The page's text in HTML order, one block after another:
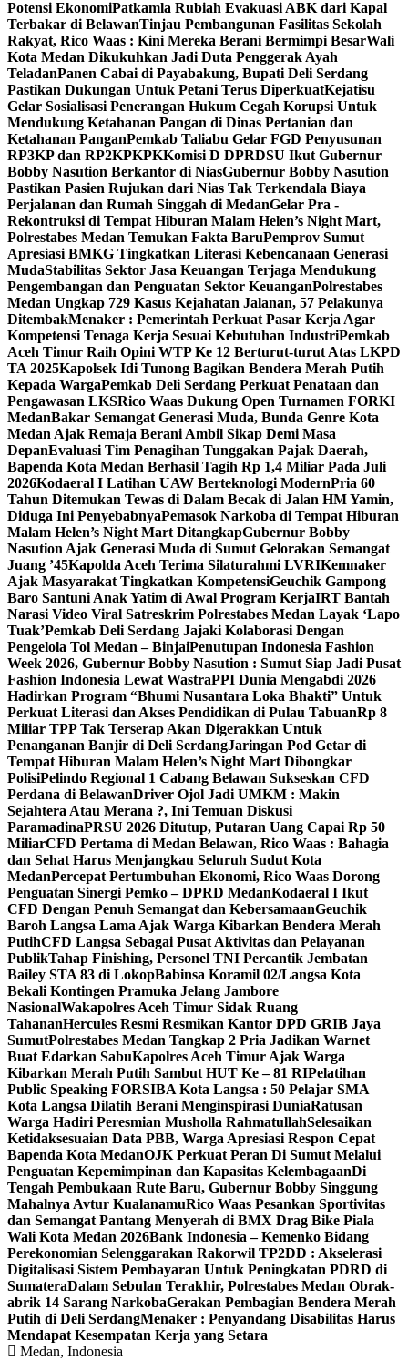
Potensi EkonomiPatkamla Rubiah Evakuasi ABK dari Kapal
Terbakar di BelawanTinjau Pembangunan Fasilitas Sekolah
Rakyat, Rico Waas : Kini Mereka Berani Bermimpi BesarWali
Kota Medan Dikukuhkan Jadi Duta Penggerak Ayah
TeladanPanen Cabai di Payabakung, Bupati Deli Serdang
Pastikan Dukungan Untuk Petani Terus DiperkuatKejatisu
Gelar Sosialisasi Penerangan Hukum Cegah Korupsi Untuk
Mendukung Ketahanan Pangan di Dinas Pertanian dan
Ketahanan PanganPemkab Taliabu Gelar FGD Penyusunan
RP3KP dan RP2KPKPKKomisi D DPRDSU Ikut Gubernur
Bobby Nasution Berkantor di NiasGubernur Bobby Nasution
Pastikan Pasien Rujukan dari Nias Tak Terkendala Biaya
Perjalanan dan Rumah Singgah di MedanGelar Pra -
Rekontruksi di Tempat Hiburan Malam Helen’s Night Mart,
Polrestabes Medan Temukan Fakta BaruPemprov Sumut
Apresiasi BMKG Tingkatkan Literasi Kebencanaan Generasi
MudaStabilitas Sektor Jasa Keuangan Terjaga Mendukung
Pengembangan dan Penguatan Sektor KeuanganPolrestabes
Medan Ungkap 729 Kasus Kejahatan Jalanan, 57 Pelakunya
DitembakMenaker : Pemerintah Perkuat Pasar Kerja Agar
Kompetensi Tenaga Kerja Sesuai Kebutuhan IndustriPemkab
Aceh Timur Raih Opini WTP Ke 12 Berturut-turut Atas LKPD
TA 2025Kapolsek Idi Tunong Bagikan Bendera Merah Putih
Kepada WargaPemkab Deli Serdang Perkuat Penataan dan
Pengawasan LKSRico Waas Dukung Open Turnamen FORKI
MedanBakar Semangat Generasi Muda, Bunda Genre Kota
Medan Ajak Remaja Berani Ambil Sikap Demi Masa
DepanEvaluasi Tim Penagihan Tunggakan Pajak Daerah,
Bapenda Kota Medan Berhasil Tagih Rp 1,4 Miliar Pada Juli
2026Kodaeral I Latihan UAW Berteknologi ModernPria 60
Tahun Ditemukan Tewas di Dalam Becak di Jalan HM Yamin,
Diduga Ini PenyebabnyaPemasok Narkoba di Tempat Hiburan
Malam Helen’s Night Mart DitangkapGubernur Bobby
Nasution Ajak Generasi Muda di Sumut Gelorakan Semangat
Juang ’45Kapolda Aceh Terima Silaturahmi LVRIKemnaker
Ajak Masyarakat Tingkatkan KompetensiGeuchik Gampong
Baro Santuni Anak Yatim di Awal Program KerjaIRT Bantah
Narasi Video Viral Satreskrim Polrestabes Medan Layak ‘Lapo
Tuak’Pemkab Deli Serdang Jajaki Kolaborasi Dengan
Pengelola Tol Medan – BinjaiPenutupan Indonesia Fashion
Week 2026, Gubernur Bobby Nasution : Sumut Siap Jadi Pusat
Fashion Indonesia Lewat WastraPPI Dunia Mengabdi 2026
Hadirkan Program “Bhumi Nusantara Loka Bhakti” Untuk
Perkuat Literasi dan Akses Pendidikan di Pulau TabuanRp 8
Miliar TPP Tak Terserap Akan Digerakkan Untuk
Penanganan Banjir di Deli SerdangJaringan Pod Getar di
Tempat Hiburan Malam Helen’s Night Mart Dibongkar
PolisiPelindo Regional 1 Cabang Belawan Sukseskan CFD
Perdana di BelawanDriver Ojol Jadi UMKM : Makin
Sejahtera Atau Merana ?, Ini Temuan Diskusi
ParamadinaPRSU 2026 Ditutup, Putaran Uang Capai Rp 50
MiliarCFD Pertama di Medan Belawan, Rico Waas : Bahagia
dan Sehat Harus Menjangkau Seluruh Sudut Kota
MedanPercepat Pertumbuhan Ekonomi, Rico Waas Dorong
Penguatan Sinergi Pemko – DPRD MedanKodaeral I Ikut
CFD Dengan Penuh Semangat dan KebersamaanGeuchik
Baroh Langsa Lama Ajak Warga Kibarkan Bendera Merah
PutihCFD Langsa Sebagai Pusat Aktivitas dan Pelayanan
PublikTahap Finishing, Personel TNI Percantik Jembatan
Bailey STA 83 di LokopBabinsa Koramil 02/Langsa Kota
Bekali Kontingen Pramuka Jelang Jambore
NasionalWakapolres Aceh Timur Sidak Ruang
TahananHercules Resmi Resmikan Kantor DPD GRIB Jaya
SumutPolrestabes Medan Tangkap 2 Pria Jadikan Warnet
Buat Edarkan SabuKapolres Aceh Timur Ajak Warga
Kibarkan Merah Putih Sambut HUT Ke – 81 RIPelatihan
Public Speaking FORSIBA Kota Langsa : 50 Pelajar SMA
Kota Langsa Dilatih Berani Menginspirasi DuniaRatusan
Warga Hadiri Peresmian Musholla RahmatullahSelesaikan
Ketidaksesuaian Data PBB, Warga Apresiasi Respon Cepat
Bapenda Kota MedanOJK Perkuat Peran Di Sumut Melalui
Penguatan Kepemimpinan dan Kapasitas KelembagaanDi
Tengah Pembukaan Rute Baru, Gubernur Bobby Singgung
Mahalnya Avtur KualanamuRico Waas Pesankan Sportivitas
dan Semangat Pantang Menyerah di BMX Drag Bike Piala
Wali Kota Medan 2026Bank Indonesia – Kemenko Bidang
Perekonomian Selenggarakan Rakorwil TP2DD : Akselerasi
Digitalisasi Sistem Pembayaran Untuk Peningkatan PDRD di
SumateraDalam Sebulan Terakhir, Polrestabes Medan Obrak-
abrik 14 Sarang NarkobaGerakan Pembagian Bendera Merah
Putih di Deli SerdangMenaker : Penyandang Disabilitas Harus
Mendapat Kesempatan Kerja yang Setara
Medan, Indonesia